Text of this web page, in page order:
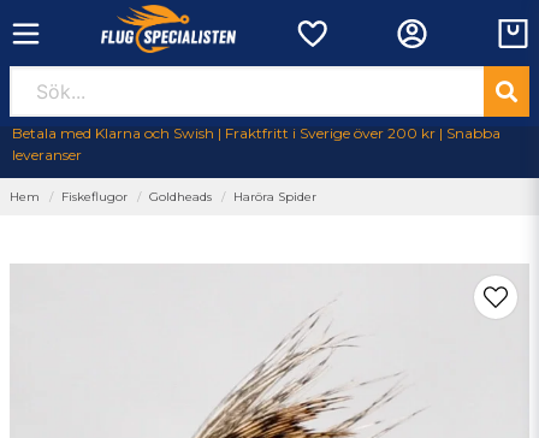
Betala med Klarna och Swish | Fraktfritt i Sverige över 200 kr | Snabba
leveranser
Hem Fiskeflugor Goldheads Haröra Spider